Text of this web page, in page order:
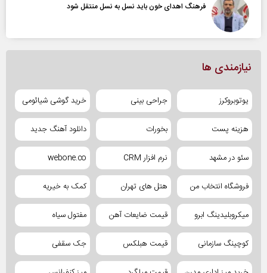
فرهنگ اهدای خون باید نسل به نسل منتقل شود
نیازمندی ها
یوتوبروکرز جراحی بینی خرید گوشی شیائومی
هزینه پست بخورات دانلود آهنگ جدید
سئو در مشهد نرم افزار CRM webone.co
فروشگاه انتخاب من هتل های تهران کمک به خیریه
میکروبلیدینگ ابرو قیمت ضایعات آهن مفتول سیاه
کوچینگ سازمانی قیمت هبلکس جک سقفی